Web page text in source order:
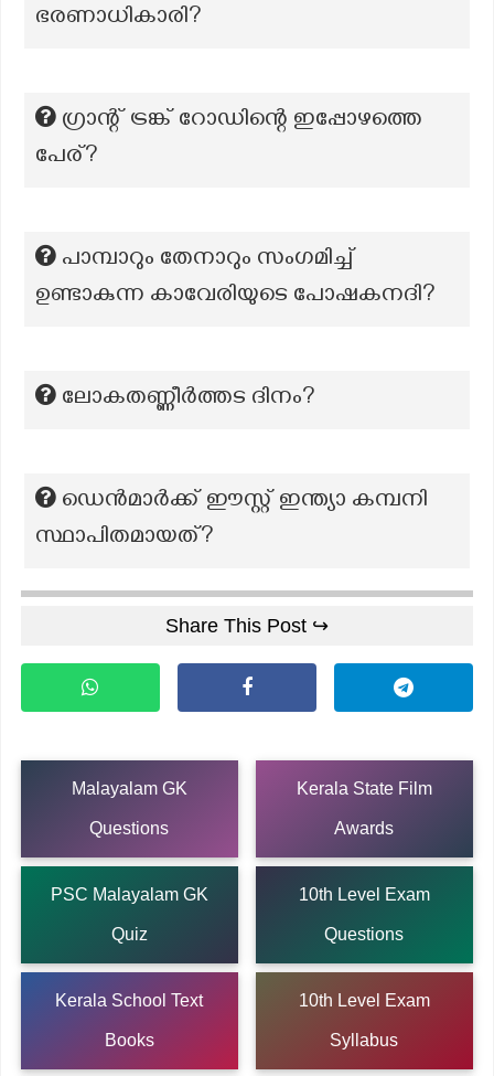
ഭരണാധികാരി?
ഗ്രാന്റ് ട്രങ്ക് റോഡിന്റെ ഇപ്പോഴത്തെ
പേര്?
പാമ്പാറും തേനാറും സംഗമിച്ച്
ഉണ്ടാകുന്ന കാവേരിയുടെ പോഷകനദി?
ലോകതണ്ണീര്‍ത്തട ദിനം?
ഡെൻമാർക്ക് ഈസ്റ്റ് ഇന്ത്യാ കമ്പനി
സ്ഥാപിതമായത്?
Share This Post ↪
Malayalam GK
Questions
Kerala State Film
Awards
PSC Malayalam GK
Quiz
10th Level Exam
Questions
Kerala School Text
Books
10th Level Exam
Syllabus